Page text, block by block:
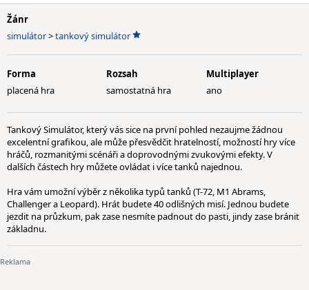
Žánr
simulátor>tankový simulátor
Forma
placená hra
Rozsah
samostatná hra
Multiplayer
ano
Tankový Simulátor, který vás sice na první pohled nezaujme žádnou
excelentní grafikou, ale může přesvědčit hratelností, možností hry více
hráčů, rozmanitými scénáři a doprovodnými zvukovými efekty. V
dalších částech hry můžete ovládat i více tanků najednou.
Hra vám umožní výběr z několika typů tanků (T-72, M1 Abrams,
Challenger a Leopard). Hrát budete 40 odlišných misí. Jednou budete
jezdit na průzkum, pak zase nesmíte padnout do pasti, jindy zase bránit
základnu.